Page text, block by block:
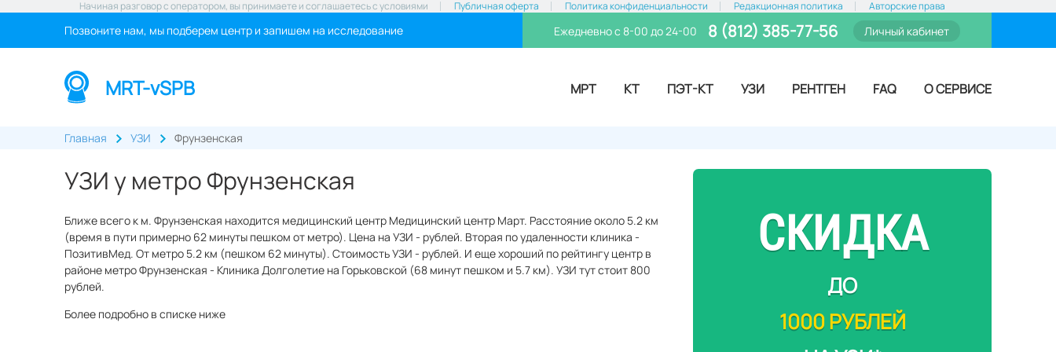
Начиная разговор с оператором, вы принимаете и соглашаетесь с условиями Публичная оферта Политика конфиденциальности Редакционная политика Авторские права
Позвоните нам, мы подберем центр и запишем на исследование Ежедневно с 8-00 до 24-00 8 (812) 385-77-56 Личный кабинет
MRT-vSPB МРТ КТ ПЭТ-КТ УЗИ РЕНТГЕН FAQ О СЕРВИСЕ
Главная УЗИ Фрунзенская
УЗИ у метро Фрунзенская
Ближе всего к м. Фрунзенская находится медицинский центр Медицинский центр Март. Расстояние около 5.2 км
(время в пути примерно 62 минуты пешком от метро). Цена на УЗИ - рублей. Вторая по удаленности клиника -
ПозитивМед. От метро 5.2 км (пешком 62 минуты). Стоимость УЗИ - рублей. И еще хороший по рейтингу центр в
районе метро Фрунзенская - Клиника Долголетие на Горьковской (68 минут пешком и 5.7 км). УЗИ тут стоит 800
рублей.
Более подробно в списке ниже
СКИДКА
ДО
1000 РУБЛЕЙ